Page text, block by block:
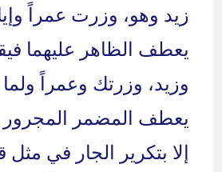
زيد وهو، وزرت عمراً
يعطف الظاهر عليهما
وزيد، وزرتك وعمراً
يعطف المضمر المجرور
إلا بتكرير الجار في